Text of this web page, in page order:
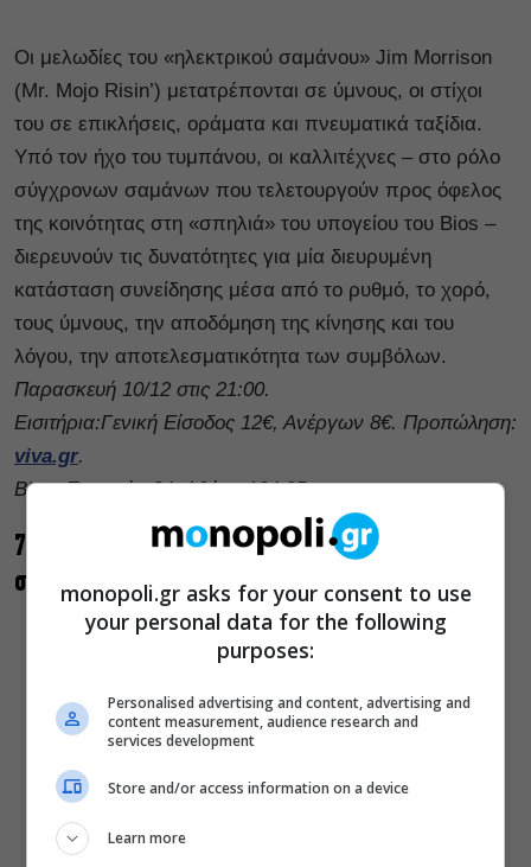
Οι μελωδίες του «ηλεκτρικού σαμάνου» Jim Morrison
(Mr. Mojo Risin’) μετατρέπονται σε ύμνους, οι στίχοι
του σε επικλήσεις, οράματα και πνευματικά ταξίδια.
Υπό τον ήχο του τυμπάνου, οι καλλιτέχνες – στο ρόλο
σύγχρονων σαμάνων που τελετουργούν προς όφελος
της κοινότητας στη «σπηλιά» του υπογείου του Bios –
διερευνούν τις δυνατότητες για μία διευρυμένη
κατάσταση συνείδησης μέσα από το ρυθμό, το χορό,
τους ύμνους, την αποδόμηση της κίνησης και του
λόγου, την αποτελεσματικότητα των συμβόλων.
Παρασκευή 10/12 στις 21:00.
Εισιτήρια:Γενική Είσοδος 12€, Ανέργων 8€. Προπώληση:
viva.gr.
Bios, Πειραιώς 84, Αθήνα 104 35.
7. Μαθήματα Κωμωδίας, από τον Θοδωρή Αθερίδη
στο Μικρό Παλλάς
monopoli.gr asks for your consent to use
your personal data for the following
purposes:
Personalised advertising and content, advertising and
content measurement, audience research and
services development
Store and/or access information on a device
Learn more